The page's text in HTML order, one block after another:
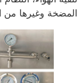
المضخة وغيرها من